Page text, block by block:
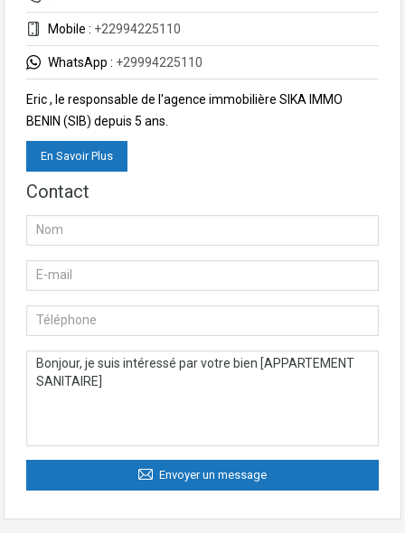
Mobile : +22994225110
WhatsApp : +29994225110
Eric , le responsable de l'agence immobilière SIKA IMMO
BENIN (SIB) depuis 5 ans.
En Savoir Plus
Contact
Envoyer un message